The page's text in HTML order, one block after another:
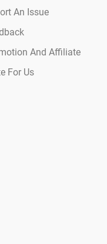
An Issue
And Affiliate
For Us